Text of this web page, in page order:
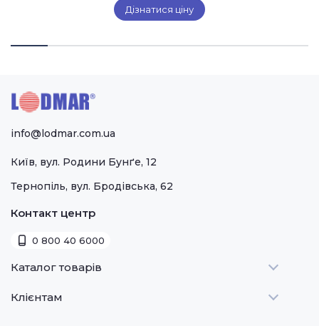
Дізнатися ціну
info@lodmar.com.ua
Київ, вул. Родини Бунґе, 12
Тернопіль, вул. Бродівська, 62
Контакт центр
0 800 40 6000
Каталог товарів
Теплове
Клієнтам